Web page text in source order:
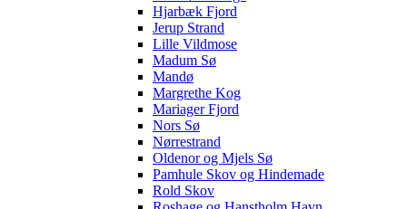
Hjarbæk Fjord
Jerup Strand
Lille Vildmose
Madum Sø
Mandø
Margrethe Kog
Mariager Fjord
Nors Sø
Nørrestrand
Oldenor og Mjels Sø
Pamhule Skov og Hindemade
Rold Skov